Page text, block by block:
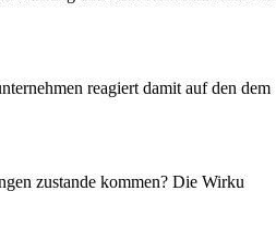
reagiert damit auf den dem
zustande kommen? Die Wirku